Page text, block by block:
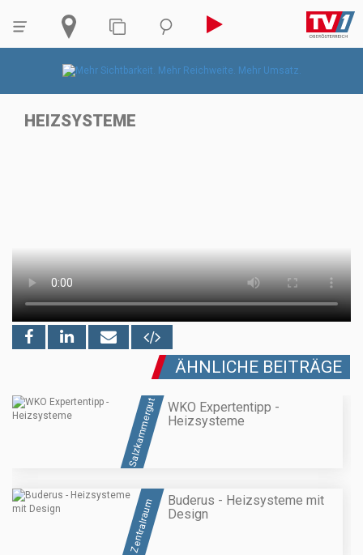
HEIZSYSTEME
ÄHNLICHE BEITRÄGE
Salzkammergut
WKO Expertentipp -
Heizsysteme
Zentralraum
Buderus - Heizsysteme mit
Design